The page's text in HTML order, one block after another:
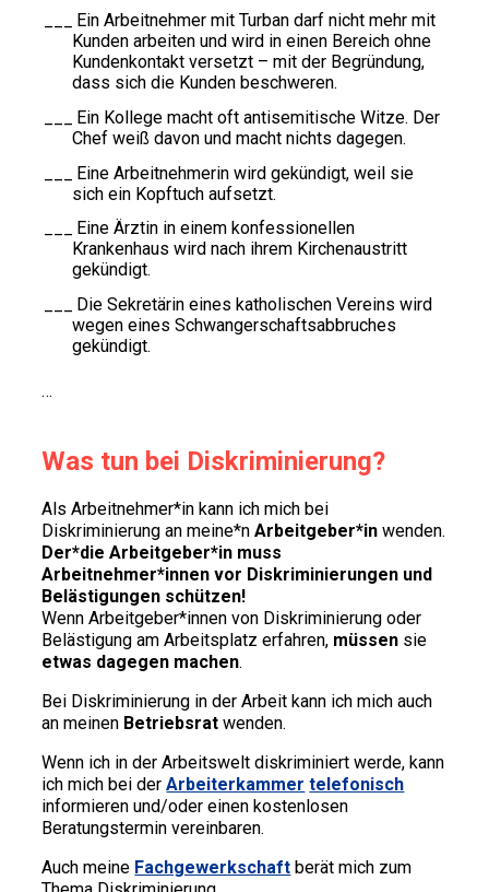
Ein Arbeitnehmer mit Turban darf nicht mehr mit
Kunden arbeiten und wird in einen Bereich ohne
Kundenkontakt versetzt – mit der Begründung,
dass sich die Kunden beschweren.
Ein Kollege macht oft antisemitische Witze. Der
Chef weiß davon und macht nichts dagegen.
Eine Arbeitnehmerin wird gekündigt, weil sie
sich ein Kopftuch aufsetzt.
Eine Ärztin in einem konfessionellen
Krankenhaus wird nach ihrem Kirchenaustritt
gekündigt.
Die Sekretärin eines katholischen Vereins wird
wegen eines Schwangerschaftsabbruches
gekündigt.
…
Was tun bei Diskriminierung?
Als Arbeitnehmer*in kann ich mich bei
Diskriminierung an meine*nArbeitgeber*in wenden.
Der*die Arbeitgeber*in muss
Arbeitnehmer*innen vor Diskriminierungen und
Belästigungen schützen!
Wenn Arbeitgeber*innen von Diskriminierung oder
Belästigung am Arbeitsplatz erfahren, müssen sie
etwas dagegen machen.
Bei Diskriminierung in der Arbeit kann ich mich auch
an meinen Betriebsrat wenden.
Wenn ich in der Arbeitswelt diskriminiert werde, kann
ich mich bei derArbeiterkammer telefonisch
informieren und/oder einen kostenlosen
Beratungstermin vereinbaren.
Auch meine Fachgewerkschaft berät mich zum